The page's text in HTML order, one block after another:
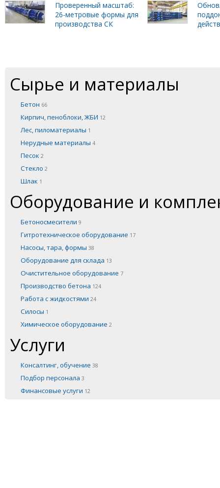
Проверенный масштаб:
26-метровые формы для
производства СК
Сырье и материалы
Бетон 66
Кирпич, пеноблоки, ЖБИ 12
Лес, пиломатериалы 1
Нерудные материалы 4
Песок 2
Стекло 2
Шлак 1
Оборудование и
Бетоносмесители 9
Гитротехническое оборудование 17
Насосы, тара, формы 38
Оборудование для склада 13
Очистительное оборудование 7
Производство бетона 124
Работа с жидкостями 24
Силосы 1
Химическое оборудование 2
Услуги
Консалтинг, обучение 38
Подбор персонала 3
Финансовые услуги 12